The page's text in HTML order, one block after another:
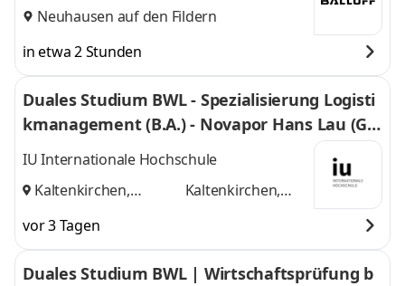
Neuhausen auf den Fildern
in etwa 2 Stunden
Duales Studium BWL - Spezialisierung Logisti
kmanagement (B.A.) - Novapor Hans Lau (G
mbH & Co) KG
IU Internationale Hochschule
Kaltenkirchen,
Kaltenkirchen,
vor 3 Tagen
Duales Studium BWL | Wirtschaftsprüfung b